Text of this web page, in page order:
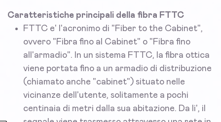
Caratteristiche principali della fibra FTTC
FTTC e' l'acronimo di "Fiber to the Cabinet",
ovvero "Fibra fino al Cabinet" o "Fibra fino
all'armadio". In un sistema FTTC, la fibra ottica
viene portata fino a un armadio di distribuzione
(chiamato anche "cabinet") situato nelle
vicinanze dell'utente, solitamente a pochi
centinaia di metri dalla sua abitazione. Da li', il